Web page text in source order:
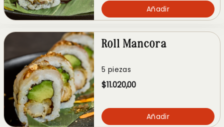
Añadir
Roll Mancora
5 piezas
$11.020,00
Añadir